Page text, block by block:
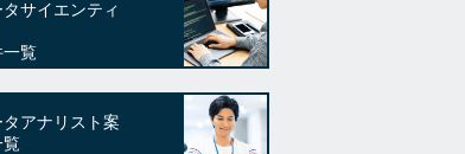
サイエンティ
一覧
タアナリスト案
覧